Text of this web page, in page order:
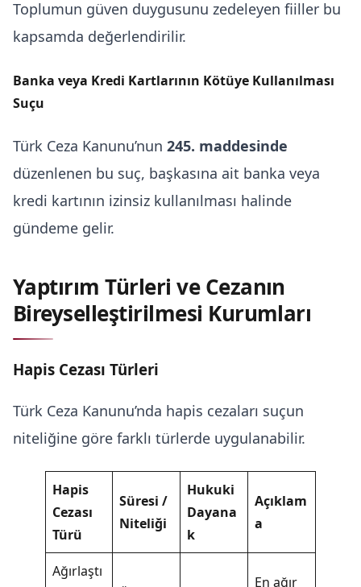
Toplumun güven duygusunu zedeleyen fiiller bu
kapsamda değerlendirilir.
Banka veya Kredi Kartlarının Kötüye Kullanılması
Suçu
Türk Ceza Kanunu’nun 245. maddesinde
düzenlenen bu suç, başkasına ait banka veya
kredi kartının izinsiz kullanılması halinde
gündeme gelir.
Yaptırım Türleri ve Cezanın
Bireyselleştirilmesi Kurumları
Hapis Cezası Türleri
Türk Ceza Kanunu’nda hapis cezaları suçun
niteliğine göre farklı türlerde uygulanabilir.
Hapis
Cezası
Türü
Süresi /
Niteliği
Hukuki
Dayana
k
Açıklam
a
Ağırlaştı
En ağır